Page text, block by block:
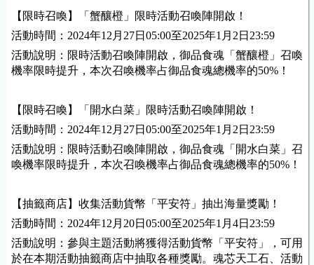
【限時召喚】「蟹釀橙」限時活動召喚陣開啟！
活動時間：2024年12月27日05:00至2025年1月2日23:59
活動說明：限時活動召喚陣開啟，御品食魂「蟹釀橙」召喚
機率限時提升，本次召喚機率占御品食魂總機率的50%！
【限時召喚】「開水白菜」限時活動召喚陣開啟！
活動時間：2024年12月27日05:00至2025年1月2日23:59
活動說明：限時活動召喚陣開啟，御品食魂「開水白菜」召
喚機率限時提升，本次召喚機率占御品食魂總機率的50%！
【抽籤商店】收集活動貨幣「平安符」抽出海量獎勵！
活動時間：2024年12月20日05:00至2025年1月4日23:59
活動說明：參與主題活動將獲得活動貨幣「平安符」，可用
於在本期活動抽籤商店中抽取各種獎勵。魂芯天工石、活動